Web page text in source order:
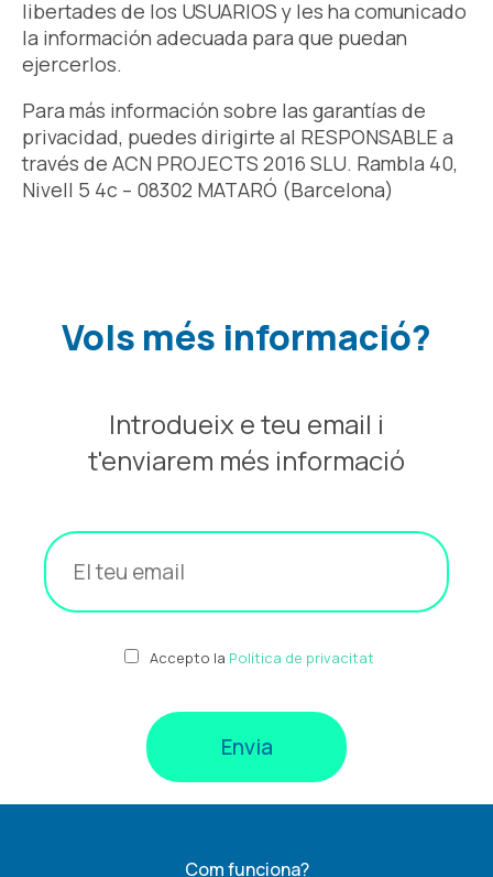
libertades de los USUARIOS y les ha comunicado
la información adecuada para que puedan
ejercerlos.
Para más información sobre las garantías de
privacidad, puedes dirigirte al RESPONSABLE a
través de ACN PROJECTS 2016 SLU. Rambla 40,
Nivell 5 4c – 08302 MATARÓ (Barcelona)
Vols més informació?
Introdueix e teu email i
t'enviarem més informació
Accepto la Política de privacitat
Com funciona?